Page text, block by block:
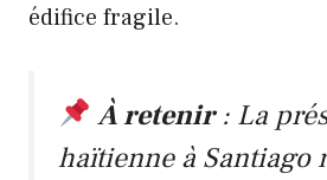
édifice fragile.
À retenir: La
haïtienne à Santiago